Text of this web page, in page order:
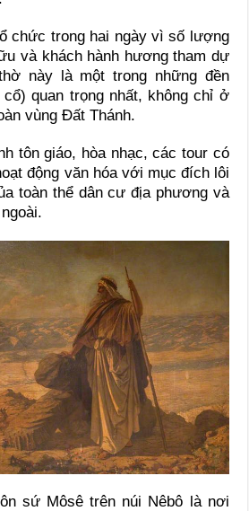
chức trong hai ngày vì số lượng
và khách hành hương tham dự
này là một trong những đền
quan trọng nhất, không chỉ ở
vùng Đất Thánh.
tôn giáo, hòa nhạc, các tour có
động văn hóa với mục đích lôi
toàn thể dân cư địa phương và
sứ Môsê trên núi Nêbô là nơi